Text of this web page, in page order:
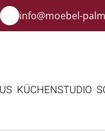
info@moebel-
KÜCHENSTUDIO